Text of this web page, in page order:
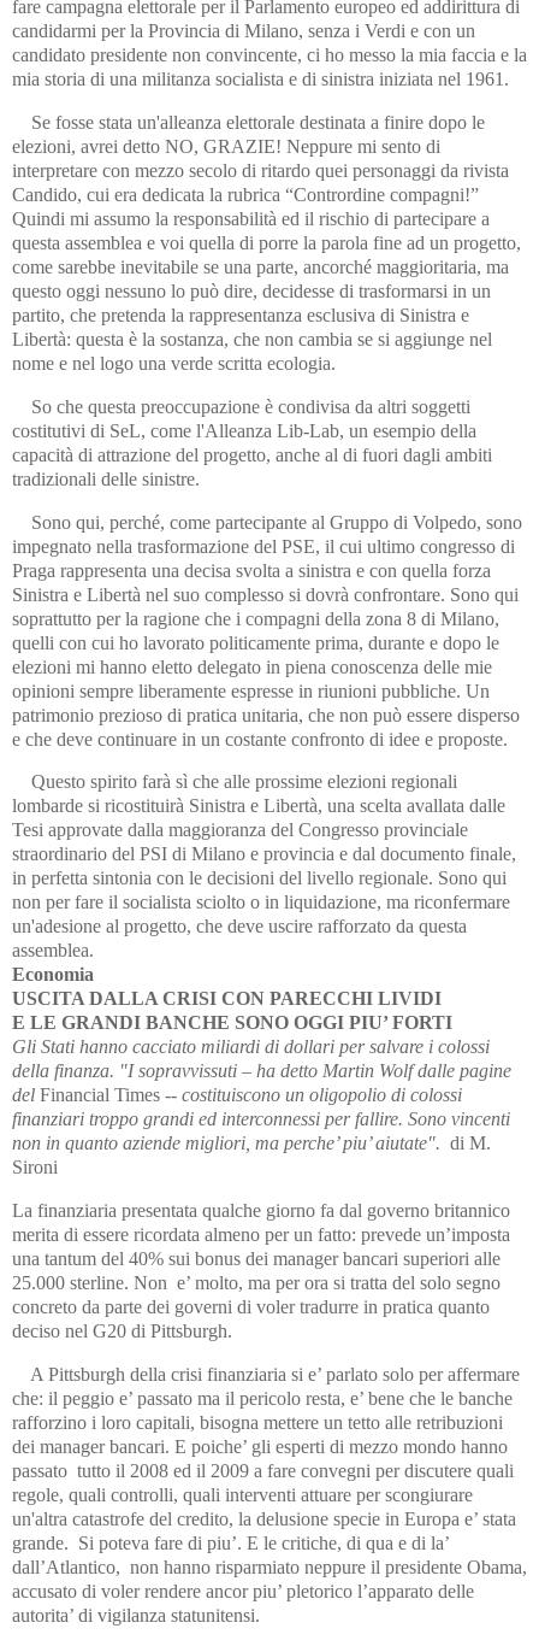
fare campagna elettorale per il Parlamento europeo ed addirittura di
candidarmi per la Provincia di Milano, senza i Verdi e con un
candidato presidente non convincente, ci ho messo la mia faccia e la
mia storia di una militanza socialista e di sinistra iniziata nel 1961.
Se fosse stata un'alleanza elettorale destinata a finire dopo le
elezioni, avrei detto NO, GRAZIE! Neppure mi sento di
interpretare con mezzo secolo di ritardo quei personaggi da rivista
Candido, cui era dedicata la rubrica “Contrordine compagni!”
Quindi mi assumo la responsabilità ed il rischio di partecipare a
questa assemblea e voi quella di porre la parola fine ad un progetto,
come sarebbe inevitabile se una parte, ancorché maggioritaria, ma
questo oggi nessuno lo può dire, decidesse di trasformarsi in un
partito, che pretenda la rappresentanza esclusiva di Sinistra e
Libertà: questa è la sostanza, che non cambia se si aggiunge nel
nome e nel logo una verde scritta ecologia.
So che questa preoccupazione è condivisa da altri soggetti
costitutivi di SeL, come l'Alleanza Lib-Lab, un esempio della
capacità di attrazione del progetto, anche al di fuori dagli ambiti
tradizionali delle sinistre.
Sono qui, perché, come partecipante al Gruppo di Volpedo, sono
impegnato nella trasformazione del PSE, il cui ultimo congresso di
Praga rappresenta una decisa svolta a sinistra e con quella forza
Sinistra e Libertà nel suo complesso si dovrà confrontare. Sono qui
soprattutto per la ragione che i compagni della zona 8 di Milano,
quelli con cui ho lavorato politicamente prima, durante e dopo le
elezioni mi hanno eletto delegato in piena conoscenza delle mie
opinioni sempre liberamente espresse in riunioni pubbliche. Un
patrimonio prezioso di pratica unitaria, che non può essere disperso
e che deve continuare in un costante confronto di idee e proposte.
Questo spirito farà sì che alle prossime elezioni regionali
lombarde si ricostituirà Sinistra e Libertà, una scelta avallata dalle
Tesi approvate dalla maggioranza del Congresso provinciale
straordinario del PSI di Milano e provincia e dal documento finale,
in perfetta sintonia con le decisioni del livello regionale. Sono qui
non per fare il socialista sciolto o in liquidazione, ma riconfermare
un'adesione al progetto, che deve uscire rafforzato da questa
assemblea.
Economia
USCITA DALLA CRISI CON PARECCHI LIVIDI
E LE GRANDI BANCHE SONO OGGI PIU’ FORTI
Gli Stati hanno cacciato miliardi di dollari per salvare i colossi
della finanza. "I sopravvissuti – ha detto Martin Wolf dalle pagine
del Financial Times -- costituiscono un oligopolio di colossi
finanziari troppo grandi ed interconnessi per fallire. Sono vincenti
non in quanto aziende migliori, ma perche’ piu’ aiutate". di M.
Sironi
La finanziaria presentata qualche giorno fa dal governo britannico
merita di essere ricordata almeno per un fatto: prevede un’imposta
una tantum del 40% sui bonus dei manager bancari superiori alle
25.000 sterline. Non e’ molto, ma per ora si tratta del solo segno
concreto da parte dei governi di voler tradurre in pratica quanto
deciso nel G20 di Pittsburgh.
A Pittsburgh della crisi finanziaria si e’ parlato solo per affermare
che: il peggio e’ passato ma il pericolo resta, e’ bene che le banche
rafforzino i loro capitali, bisogna mettere un tetto alle retribuzioni
dei manager bancari. E poiche’ gli esperti di mezzo mondo hanno
passato tutto il 2008 ed il 2009 a fare convegni per discutere quali
regole, quali controlli, quali interventi attuare per scongiurare
un'altra catastrofe del credito, la delusione specie in Europa e’ stata
grande. Si poteva fare di piu’. E le critiche, di qua e di la’
dall’Atlantico, non hanno risparmiato neppure il presidente Obama,
accusato di voler rendere ancor piu’ pletorico l’apparato delle
autorita’ di vigilanza statunitensi.